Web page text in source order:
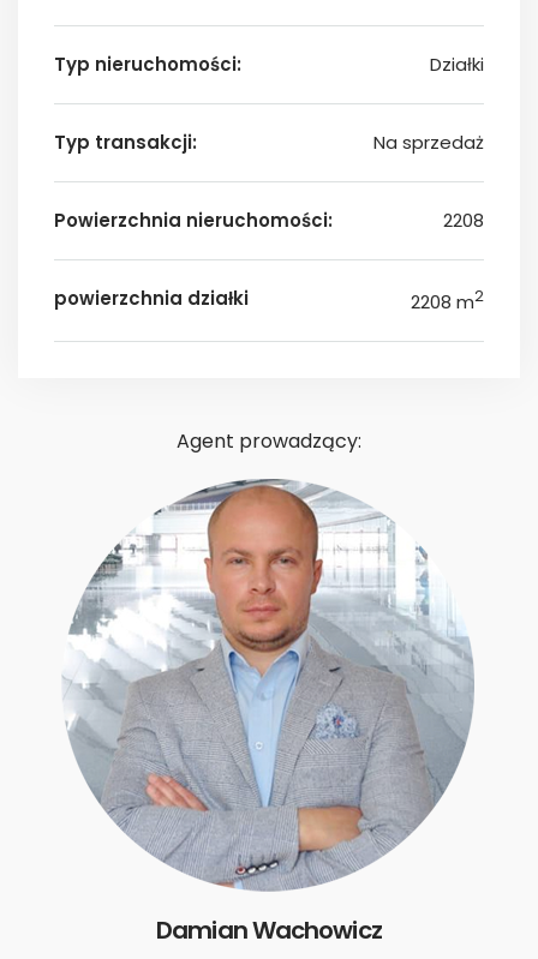
Typ nieruchomości: Działki
Typ transakcji: Na sprzedaż
Powierzchnia nieruchomości: 2208
powierzchnia działki 2208 m2
Agent prowadzący:
Damian Wachowicz